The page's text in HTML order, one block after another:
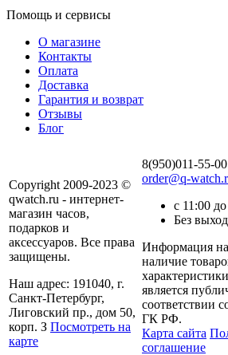
Помощь и сервисы
О магазине
Контакты
Оплата
Доставка
Гарантия и возврат
Отзывы
Блог
Copyright 2009-2023 ©
qwatch.ru - интернет-
магазин часов,
подарков и
аксессуаров. Все права
защищены.
Наш адрес: 191040, г.
Санкт-Петербург,
Лиговский пр., дом 50,
корп. З Посмотреть на
карте
8(950)011-55-00
order@q-
с 11:00
Без
Информация
наличие
является
соответствии
ГК РФ.
Карта сайта
соглашение